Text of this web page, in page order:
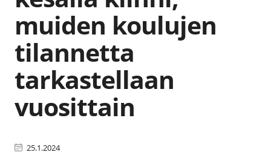
muiden koulujen
tilannetta
tarkastellaan
vuosittain
25.1.2024